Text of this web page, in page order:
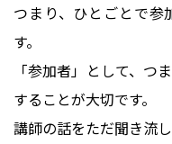
つまり、ひとごとで参
す。
「参加者」として、つ
することが大切です。
講師の話をただ聞き流